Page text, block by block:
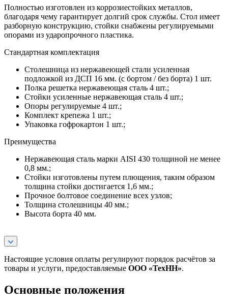
Полностью изготовлен из коррозиестойких металлов,
благодаря чему гарантирует долгий срок службы. Стол имеет
разборную конструкцию, стойки снабжены регулируемыми
опорами из ударопрочного пластика.
Стандартная комплектация
Столешница из нержавеющей стали усиленная
подложкой из ДСП 16 мм. (с бортом / без борта) 1 шт.
Полка решетка нержавеющая сталь 4 шт.;
Стойки усиленные нержавеющая сталь 4 шт.;
Опоры регулируемые 4 шт.;
Комплект крепежа 1 шт.;
Упаковка гофрокартон 1 шт.;
Преимущества
Нержавеющая сталь марки AISI 430 толщиной не менее
0,8 мм.;
Стойки изготовлены путем плющения, таким образом
толщина стойки достигается 1,6 мм.;
Прочное болтовое соединение всех узлов;
Толщина столешницы 40 мм.;
Высота борта 40 мм.
Настоящие условия оплаты регулируют порядок расчётов за
товары и услуги, предоставляемые ООО «ТехНН».
Основные положения